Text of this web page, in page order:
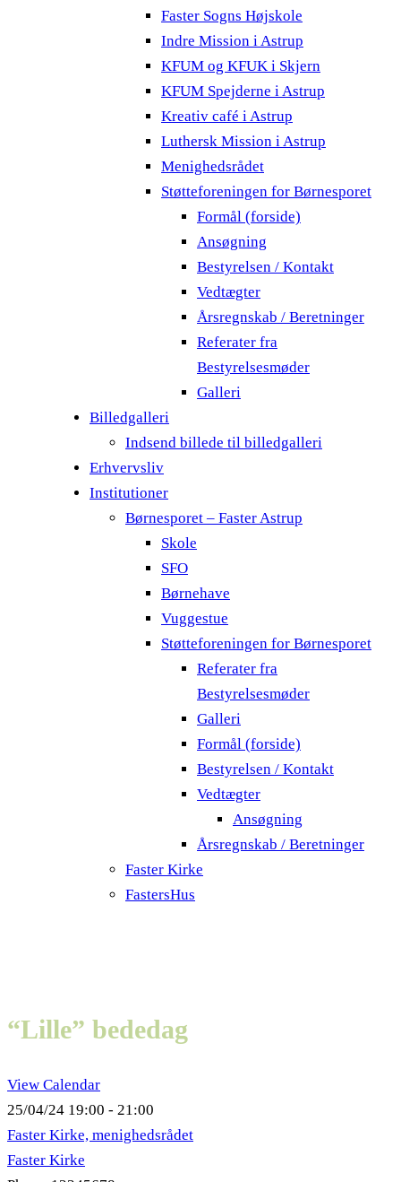
Faster Sogns Højskole
Indre Mission i Astrup
KFUM og KFUK i Skjern
KFUM Spejderne i Astrup
Kreativ café i Astrup
Luthersk Mission i Astrup
Menighedsrådet
Støtteforeningen for Børnesporet
Formål (forside)
Ansøgning
Bestyrelsen / Kontakt
Vedtægter
Årsregnskab / Beretninger
Referater fra
Bestyrelsesmøder
Galleri
Billedgalleri
Indsend billede til billedgalleri
Erhvervsliv
Institutioner
Børnesporet – Faster Astrup
Skole
SFO
Børnehave
Vuggestue
Støtteforeningen for Børnesporet
Referater fra
Bestyrelsesmøder
Galleri
Formål (forside)
Bestyrelsen / Kontakt
Vedtægter
Ansøgning
Årsregnskab / Beretninger
Faster Kirke
FastersHus
“Lille” bededag
View Calendar
25/04/24 19:00 - 21:00
Faster Kirke, menighedsrådet
Faster Kirke